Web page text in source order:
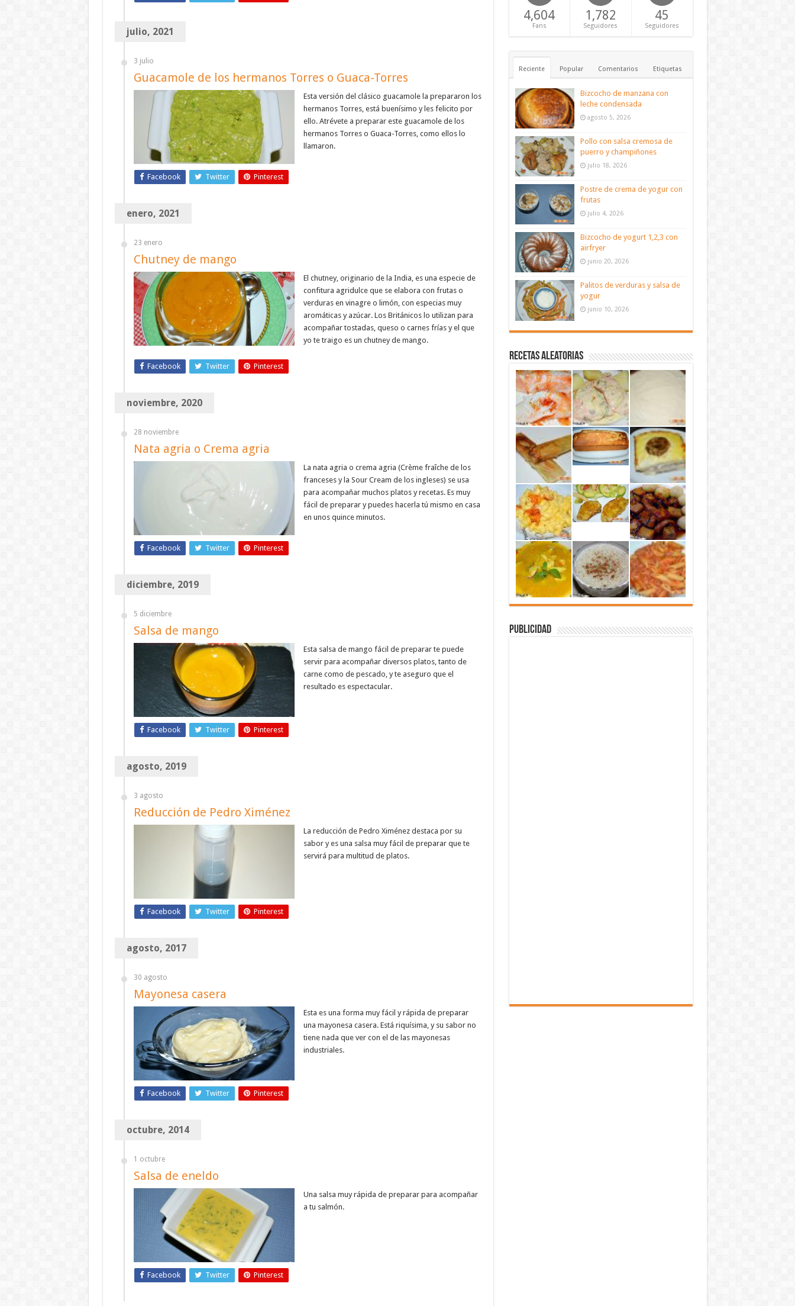
julio, 2021
3 julio
Guacamole de los hermanos Torres o Guaca-Torres
Esta versión del clásico guacamole la prepararon los
hermanos Torres, está buenísimo y les felicito por
ello. Atrévete a preparar este guacamole de los
hermanos Torres o Guaca-Torres, como ellos lo
llamaron.
Facebook Twitter Pinterest
enero, 2021
23 enero
Chutney de mango
El chutney, originario de la India, es una especie de
confitura agridulce que se elabora con frutas o
verduras en vinagre o limón, con especias muy
aromáticas y azúcar. Los Británicos lo utilizan para
acompañar tostadas, queso o carnes frías y el que
yo te traigo es un chutney de mango.
Facebook Twitter Pinterest
noviembre, 2020
28 noviembre
Nata agria o Crema agria
La nata agria o crema agria (Crème fraîche de los
franceses y la Sour Cream de los ingleses) se usa
para acompañar muchos platos y recetas. Es muy
fácil de preparar y puedes hacerla tú mismo en casa
en unos quince minutos.
Facebook Twitter Pinterest
diciembre, 2019
5 diciembre
Salsa de mango
Esta salsa de mango fácil de preparar te puede
servir para acompañar diversos platos, tanto de
carne como de pescado, y te aseguro que el
resultado es espectacular.
Facebook Twitter Pinterest
agosto, 2019
3 agosto
Reducción de Pedro Ximénez
La reducción de Pedro Ximénez destaca por su
sabor y es una salsa muy fácil de preparar que te
servirá para multitud de platos.
Facebook Twitter Pinterest
agosto, 2017
30 agosto
Mayonesa casera
Esta es una forma muy fácil y rápida de preparar
una mayonesa casera. Está riquísima, y su sabor no
tiene nada que ver con el de las mayonesas
industriales.
Facebook Twitter Pinterest
octubre, 2014
1 octubre
Salsa de eneldo
Una salsa muy rápida de preparar para acompañar
a tu salmón.
Facebook Twitter Pinterest
4,604
Fans
1,782
Seguidores
45
Seguidores
Reciente Popular Comentarios Etiquetas
Bizcocho de manzana con
leche condensada
agosto 5, 2026
Pollo con salsa cremosa de
puerro y champiñones
julio 18, 2026
Postre de crema de yogur con
frutas
julio 4, 2026
Bizcocho de yogurt 1,2,3 con
airfryer
junio 20, 2026
Palitos de verduras y salsa de
yogur
junio 10, 2026
Recetas aleatorias
Publicidad